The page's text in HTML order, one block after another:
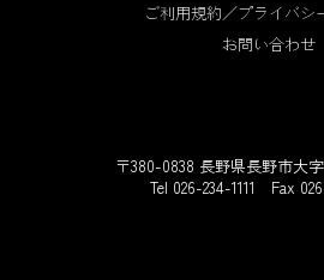
ご利用規約／プライバシ
お問い合わせ
〒380-0838 長野県長野市大
Tel 026-234-1111 Fax